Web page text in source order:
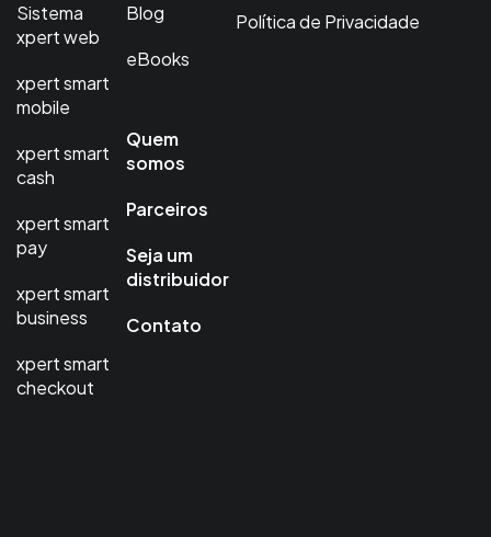
Sistema
xpert web
xpert smart
mobile
xpert smart
cash
xpert smart
pay
xpert smart
business
xpert smart
checkout
Blog
eBooks
Quem
somos
Parceiros
Seja um
distribuidor
Contato
Política de Privacidade